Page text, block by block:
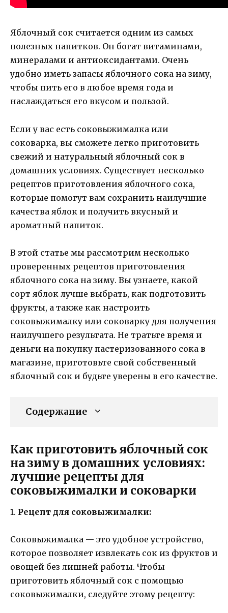
Яблочный сок считается одним из самых
полезных напитков. Он богат витаминами,
минералами и антиоксидантами. Очень
удобно иметь запасы яблочного сока на зиму,
чтобы пить его в любое время года и
наслаждаться его вкусом и пользой.
Если у вас есть соковыжималка или
соковарка, вы сможете легко приготовить
свежий и натуральный яблочный сок в
домашних условиях. Существует несколько
рецептов приготовления яблочного сока,
которые помогут вам сохранить наилучшие
качества яблок и получить вкусный и
ароматный напиток.
В этой статье мы рассмотрим несколько
проверенных рецептов приготовления
яблочного сока на зиму. Вы узнаете, какой
сорт яблок лучше выбрать, как подготовить
фрукты, а также как настроить
соковыжималку или соковарку для получения
наилучшего результата. Не тратьте время и
деньги на покупку пастеризованного сока в
магазине, приготовьте свой собственный
яблочный сок и будьте уверены в его качестве.
Содержание
Как приготовить яблочный сок
на зиму в домашних условиях:
лучшие рецепты для
соковыжималки и соковарки
1. Рецепт для соковыжималки:
Соковыжималка — это удобное устройство,
которое позволяет извлекать сок из фруктов и
овощей без лишней работы. Чтобы
приготовить яблочный сок с помощью
соковыжималки, следуйте этому рецепту: